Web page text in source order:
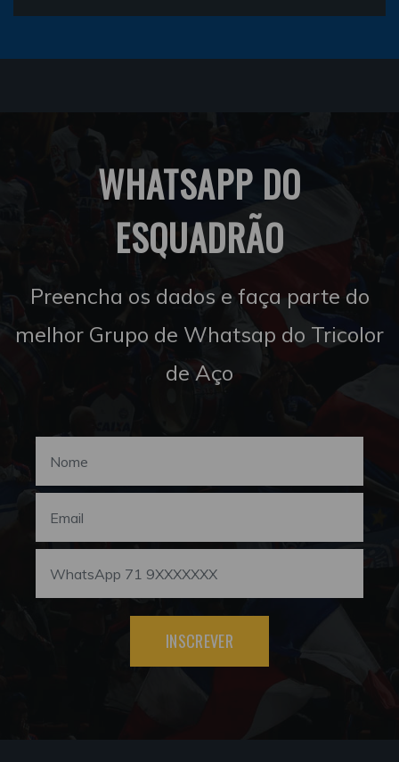
WHATSAPP DO
ESQUADRÃO
Preencha os dados e faça parte do
melhor Grupo de Whatsap do Tricolor
de Aço
INSCREVER